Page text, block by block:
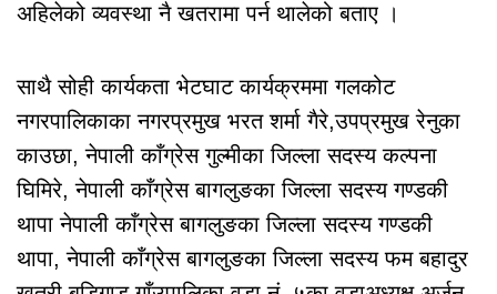
अहिलेको व्यवस्था नै खतरामा पर्न थालेको बताए ।
साथै सोही कार्यकता भेटघाट कार्यक्रममा गलकोट
नगरपालिकाका नगरप्रमुख भरत शर्मा गैरे,उपप्रमुख रेनुका
काउछा, नेपाली काँग्रेस गुल्मीका जिल्ला सदस्य कल्पना
घिमिरे, नेपाली काँग्रेस बागलुङका जिल्ला सदस्य गण्डकी
थापा नेपाली काँग्रेस बागलुङका जिल्ला सदस्य गण्डकी
थापा, नेपाली काँग्रेस बागलुङका जिल्ला सदस्य फम बहादुर